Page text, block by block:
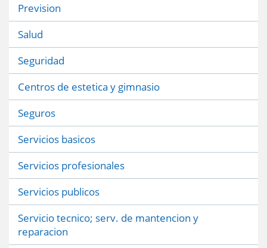
Prevision
Salud
Seguridad
Centros de estetica y gimnasio
Seguros
Servicios basicos
Servicios profesionales
Servicios publicos
Servicio tecnico; serv. de mantencion y
reparacion